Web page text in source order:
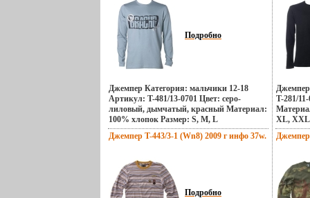
Подробно
Джемпер Категория: мальчики 12-18
Артикул: T-481/13-0701 Цвет: серо-
лиловый, дымчатый, красный Материал:
100% хлопок Размер: S, M, L
Производитель: Sela Уважаемые
клиенты! Размер и цвет изделибълхбя
Джемпер T-443/3-1 (Wn8) 2009 г инфо 37w.
Подробно
T-281/
XL, XXL
Джемпер